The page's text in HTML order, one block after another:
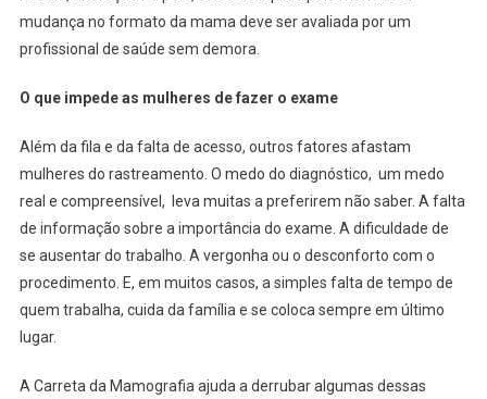
mudança no formato da mama deve ser avaliada por um
profissional de saúde sem demora.
O que impede as mulheres de fazer o exame
Além da fila e da falta de acesso, outros fatores afastam
mulheres do rastreamento. O medo do diagnóstico, um medo
real e compreensível, leva muitas a preferirem não saber. A falta
de informação sobre a importância do exame. A dificuldade de
se ausentar do trabalho. A vergonha ou o desconforto com o
procedimento. E, em muitos casos, a simples falta de tempo de
quem trabalha, cuida da família e se coloca sempre em último
lugar.
A Carreta da Mamografia ajuda a derrubar algumas dessas